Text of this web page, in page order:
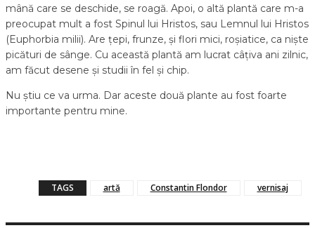
mână care se deschide, se roagă. Apoi, o altă plantă care m-a
preocupat mult a fost Spinul lui Hristos, sau Lemnul lui Hristos
(Euphorbia milii). Are țepi, frunze, și flori mici, roșiatice, ca niște
picături de sânge. Cu această plantă am lucrat câțiva ani zilnic,
am făcut desene și studii în fel și chip.
Nu știu ce va urma. Dar aceste două plante au fost foarte
importante pentru mine.
TAGS artă Constantin Flondor vernisaj